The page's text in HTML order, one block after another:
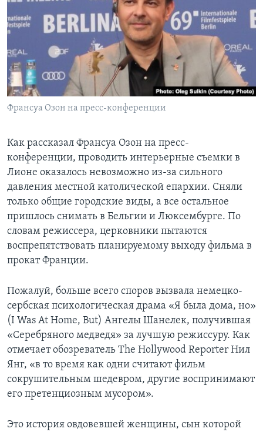
Франсуа Озон на пресс-конференции
Как рассказал Франсуа Озон на пресс-
конференции, проводить интерьерные съемки в
Лионе оказалось невозможно из-за сильного
давления местной католической епархии. Сняли
только общие городские виды, а все остальное
пришлось снимать в Бельгии и Люксембурге. По
словам режиссера, церковники пытаются
воспрепятствовать планируемому выходу фильма в
прокат Франции.
Пожалуй, больше всего споров вызвала немецко-
сербская психологическая драма «Я была дома, но»
(I Was At Home, But) Ангелы Шанелек, получившая
«Серебряного медведя» за лучшую режиссуру. Как
отмечает обозреватель The Hollywood Reporter Нил
Янг, «в то время как одни считают фильм
сокрушительным шедевром, другие воспринимают
его претенциозным мусором».
Это история овдовевшей женщины, сын которой